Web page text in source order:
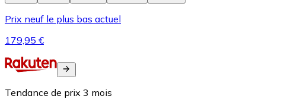
Prix neuf le plus bas actuel
179,95 €
Tendance de prix 3 mois